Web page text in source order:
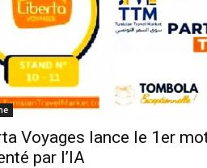
Voyages lance le 1er
par l’IA